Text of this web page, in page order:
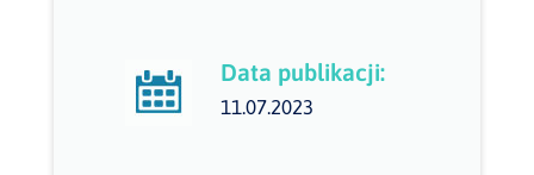
Data publikacji:
11.07.2023